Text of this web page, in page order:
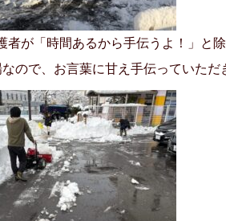
者が「時間あるから手伝うよ！」と
ので、お言葉に甘え手伝っていただ